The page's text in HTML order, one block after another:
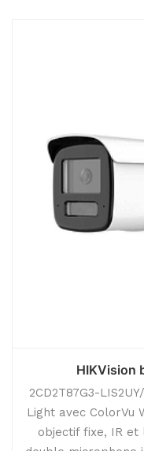
HIKVision
2CD2T87G3-
Light avec ColorVu
objectif fixe, IR et